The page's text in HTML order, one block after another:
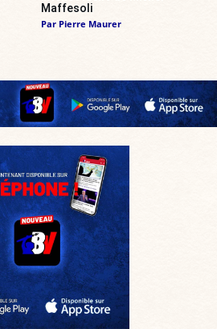
Maffesoli
Par Pierre Maurer